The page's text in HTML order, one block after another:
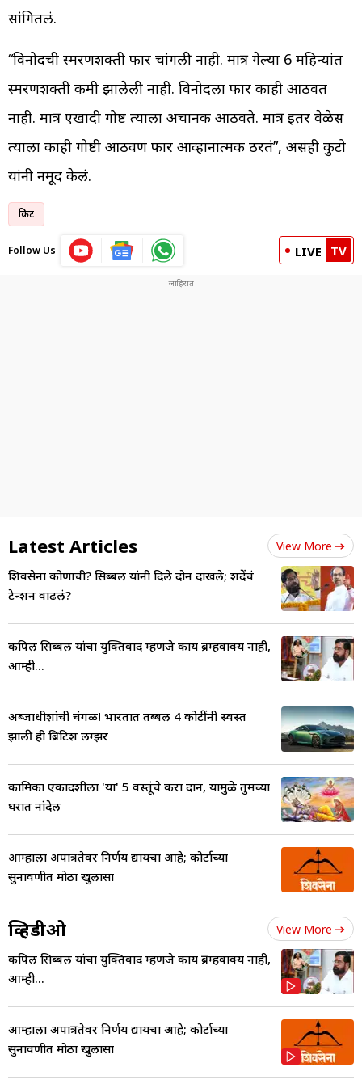
सांगितलं.
“विनोदची स्मरणशक्ती फार चांगली नाही. मात्र गेल्या 6 महिन्यांत
स्मरणशक्ती कमी झालेली नाही. विनोदला फार काही आठवत
नाही. मात्र एखादी गोष्ट त्याला अचानक आठवते. मात्र इतर वेळेस
त्याला काही गोष्टी आठवणं फार आव्हानात्मक ठरतं”, असंही कुटो
यांनी नमूद केलं.
क्रिकेट
Follow Us LIVE TV
Latest Articles View More
शिवसेना कोणाची? सिब्बल यांनी दिले दोन दाखले; शिंदेंचं
टेन्शन वाढलं?
कपिल सिब्बल यांचा युक्तिवाद म्हणजे काय ब्रम्हवाक्य नाही,
आम्ही...
अब्जाधीशांची चंगळ! भारतात तब्बल 4 कोटींनी स्वस्त
झाली ही ब्रिटिश लग्झर
कामिका एकादशीला 'या' 5 वस्तूंचे करा दान, यामुळे तुमच्या
घरात नांदेल
आम्हाला अपात्रतेवर निर्णय द्यायचा आहे; कोर्टाच्या
सुनावणीत मोठा खुलासा
व्हिडीओ View More
कपिल सिब्बल यांचा युक्तिवाद म्हणजे काय ब्रम्हवाक्य नाही,
आम्ही...
आम्हाला अपात्रतेवर निर्णय द्यायचा आहे; कोर्टाच्या
सुनावणीत मोठा खुलासा